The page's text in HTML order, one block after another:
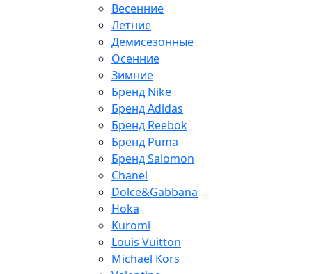
Весенние
Летние
Демисезонные
Осенние
Зимние
Бренд Nike
Бренд Adidas
Бренд Reebok
Бренд Puma
Бренд Salomon
Chanel
Dolce&Gabbana
Hoka
Kuromi
Louis Vuitton
Michael Kors